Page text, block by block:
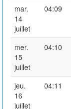
mar.
14
juillet
04:09
mer.
15
juillet
04:10
jeu.
16
juillet
04:11